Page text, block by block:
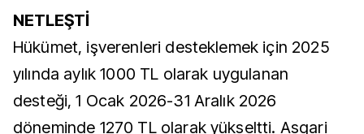
NETLEŞTİ
Hükümet, işverenleri desteklemek için 2025
yılında aylık 1000 TL olarak uygulanan
desteği, 1 Ocak 2026-31 Aralık 2026
döneminde 1270 TL olarak yükseltti. Asgari